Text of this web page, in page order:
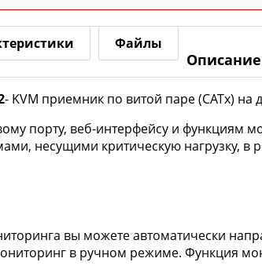
Файлы
Описание
- KVM приемник по витой паре (CATx)
порту, веб-интерфейсу и функциям
несущими критическую нагрузку, в
вы можете автоматически
в ручном режиме. Функция